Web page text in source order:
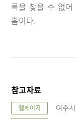
록을 찾을 수 없
흠이다.
참고자료
웹페이지
여주